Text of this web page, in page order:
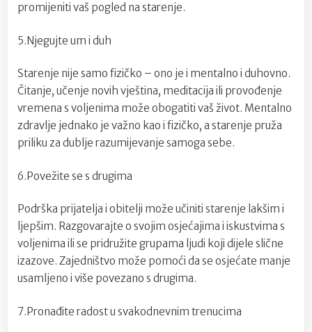
promijeniti vaš pogled na starenje.
5.Njegujte um i duh
Starenje nije samo fizičko – ono je i mentalno i duhovno.
Čitanje, učenje novih vještina, meditacija ili provođenje
vremena s voljenima može obogatiti vaš život. Mentalno
zdravlje jednako je važno kao i fizičko, a starenje pruža
priliku za dublje razumijevanje samoga sebe.
6.Povežite se s drugima
Podrška prijatelja i obitelji može učiniti starenje lakšim i
ljepšim. Razgovarajte o svojim osjećajima i iskustvima s
voljenima ili se pridružite grupama ljudi koji dijele slične
izazove. Zajedništvo može pomoći da se osjećate manje
usamljeno i više povezano s drugima.
7.Pronađite radost u svakodnevnim trenucima